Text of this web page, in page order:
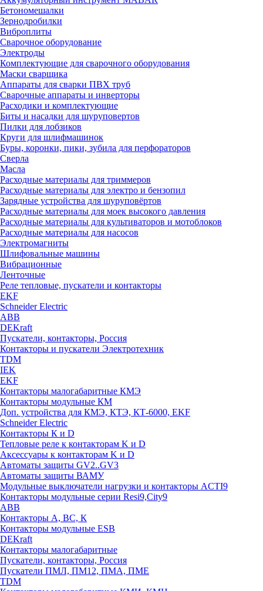
Бетономешалки
Зернодробилки
Виброплиты
Сварочное оборудование
Электроды
Комплектующие для сварочного оборудования
Маски сварщика
Аппараты для сварки ПВХ труб
Сварочные аппараты и инверторы
Расходики и комплектующие
Биты и насадки для шуруповертов
Пилки для лобзиков
Круги для шлифмашинок
Буры, коронки, пики, зубила для перфораторов
Сверла
Масла
Расходные материалы для триммеров
Расходные материалы для электро и бензопил
Зарядные устройства для шуруповёртов
Расходные материалы для моек высокого давления
Расходные материалы для культиваторов и мотоблоков
Расходные материалы для насосов
Электромагниты
Шлифовальные машины
Вибрационные
Ленточные
Реле тепловые, пускатели и контакторы
EKF
Schneider Electric
ABB
DEKraft
Пускатели, контакторы, Россия
Контакторы и пускатели Электротехник
TDM
IEK
EKF
Контакторы малогабаритные КМЭ
Контакторы модульные КМ
Доп. устройства для КМЭ, КТЭ, КТ-6000, EKF
Schneider Electric
Контакторы К и D
Тепловые реле к контакторам K и D
Аксессуары к контакторам K и D
Автоматы защиты GV2..GV3
Автоматы защиты ВАМУ
Модульные выключатели нагрузки и контакторы ACTI9
Контакторы модульные серии Resi9,City9
ABB
Контакторы А, ВС, К
Контакторы модульные ESB
DEKraft
Контакторы малогабаритные
Пускатели, контакторы, Россия
Пускатели ПМЛ, ПМ12, ПМА, ПМЕ
TDM